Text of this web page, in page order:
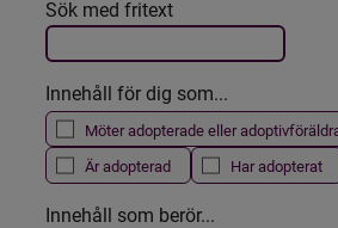
Filtrera resultatet
Det här formuläret postas
Sök med fritext
Innehåll för dig som...
Möter adopterade eller
Är adopterad
Har adopterat
Innehåll som berör...